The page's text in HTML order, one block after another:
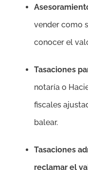
vender como
conocer el
Tasaciones
notaría o
fiscales
balear.
Tasaciones
reclamar el